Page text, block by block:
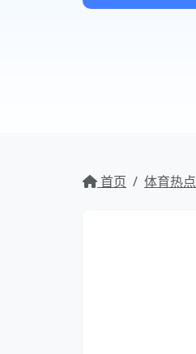
首页 / 体育热点